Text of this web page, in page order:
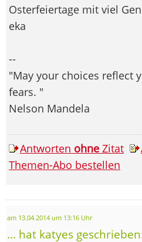
Osterfeiertage mit viel
eka
--
"May your choices reflect
fears. "
Nelson Mandela
Antworten ohne Zitat
Themen-Abo bestellen
am 13.04.2014 um 13:16 Uhr
... hat katyes